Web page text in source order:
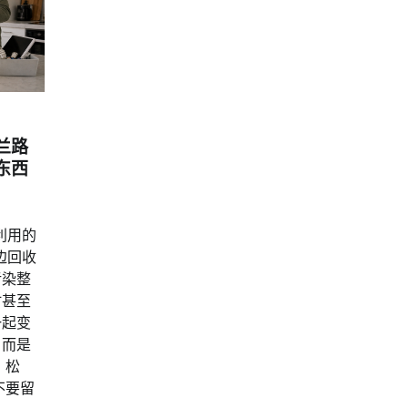
路
西
用的
回收
整
至
变
是
松
要留